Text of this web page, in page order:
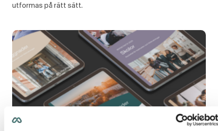
utformas på rätt sätt.